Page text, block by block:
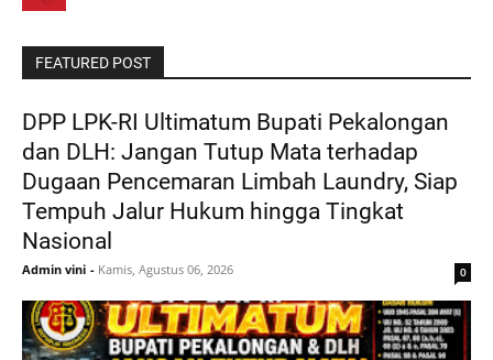
FEATURED POST
DPP LPK-RI Ultimatum Bupati Pekalongan
dan DLH: Jangan Tutup Mata terhadap
Dugaan Pencemaran Limbah Laundry, Siap
Tempuh Jalur Hukum hingga Tingkat
Nasional
Admin vini - Kamis, Agustus 06, 2026 0